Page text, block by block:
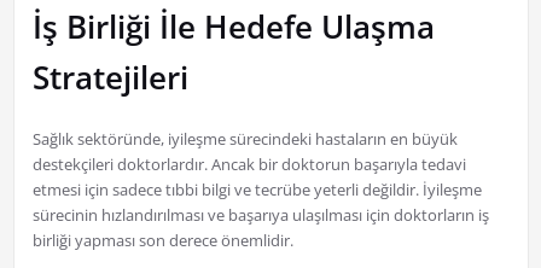
İş Birliği İle Hedefe Ulaşma
Stratejileri
Sağlık sektöründe, iyileşme sürecindeki hastaların en büyük
destekçileri doktorlardır. Ancak bir doktorun başarıyla tedavi
etmesi için sadece tıbbi bilgi ve tecrübe yeterli değildir. İyileşme
sürecinin hızlandırılması ve başarıya ulaşılması için doktorların iş
birliği yapması son derece önemlidir.